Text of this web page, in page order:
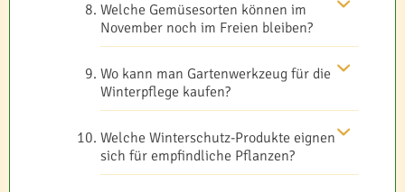
Welche Gemüsesorten können im
November noch im Freien bleiben?
Wo kann man Gartenwerkzeug für die
Winterpflege kaufen?
Welche Winterschutz-Produkte eignen
sich für empfindliche Pflanzen?